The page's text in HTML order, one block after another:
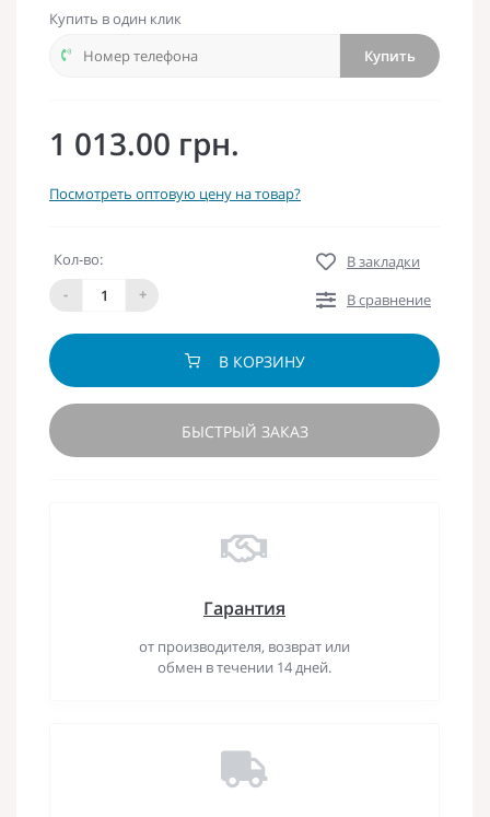
Купить в один клик
Купить
1 013.00 грн.
Посмотреть оптовую цену на товар?
Кол-во:
-
+
В закладки
В сравнение
В КОРЗИНУ
БЫСТРЫЙ ЗАКАЗ
Гарантия
от производителя, возврат или
обмен в течении 14 дней.